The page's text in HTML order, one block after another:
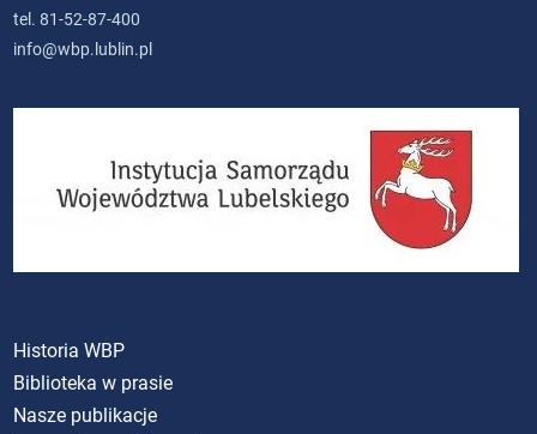
tel. 81-52-87-400
info@wbp.lublin.pl
Historia WBP
Biblioteka w prasie
Nasze publikacje